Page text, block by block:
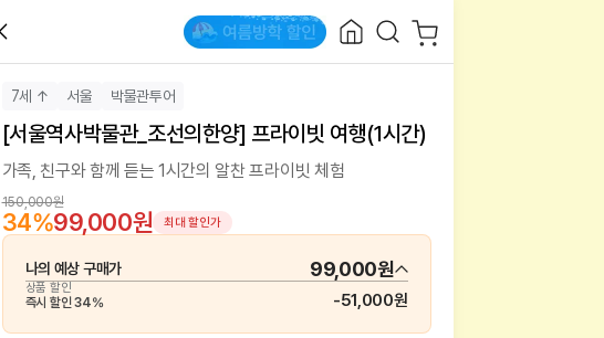
7세 ↑ 서울 박물관투어
[서울역사박물관_조선의한양] 프라이빗 여행(1시간)
가족, 친구와 함께 듣는 1시간의 알찬 프라이빗 체험
150,000원
34%99,000원 최대 할인가
나의 예상 구매가 99,000원
상품 할인
즉시 할인34% -51,000원